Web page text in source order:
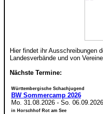
Hier findet ihr Ausschreibungen
Landesverbände und von
Nächste Termine:
Württembergische Schachjugend
BW Sommercamp 2026
Mo. 31.08.2026- So. 06.09.2026
in Horschhof Rot am See